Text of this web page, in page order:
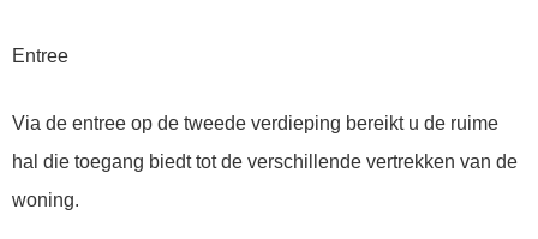
Entree
Via de entree op de tweede verdieping bereikt u de ruime
hal die toegang biedt tot de verschillende vertrekken van de
woning.